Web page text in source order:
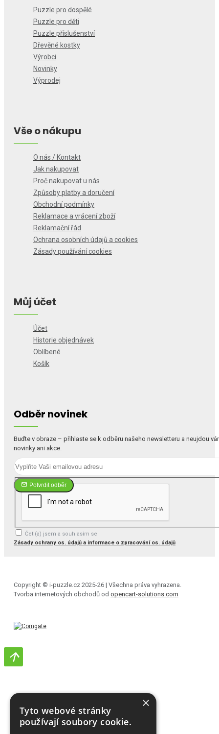
Puzzle pro dospělé
Puzzle pro děti
Puzzle příslušenství
Dřevěné kostky
Výrobci
Novinky
Výprodej
Vše o nákupu
O nás / Kontakt
Jak nakupovat
Proč nakupovat u nás
Způsoby platby a doručení
Obchodní podmínky
Reklamace a vrácení zboží
Reklamační řád
Ochrana osobních údajů a cookies
Zásady používání cookies
Můj účet
Účet
Historie objednávek
Oblíbené
Košík
Odběr novinek
Buďte v obraze – přihlaste se k odběru našeho newsletteru a neujdou
novinky ani akce.
Potvrdit odběr
Četl(a) jsem a souhlasím se
Zásady ochrany os. údajů a informace o zpracování os. údajů
Copyright © i-puzzle.cz 2025-26 | Všechna práva vyhrazena.
Tvorba internetových obchodů od opencart-solutions.com
×
Tyto webové stránky
používají soubory cookie.